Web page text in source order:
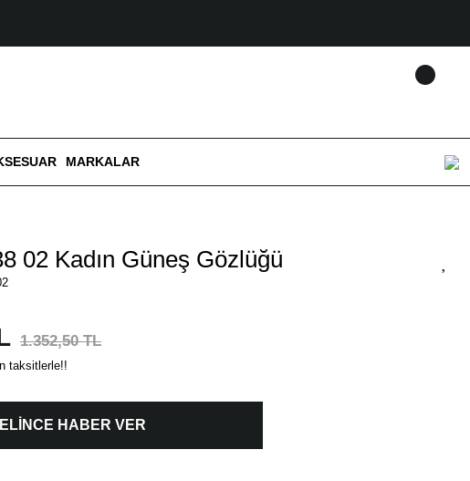
MARKALAR
02 Kadın Güneş Gözlüğü
1.352,50 TL
taksitlerle!!
HABER VER